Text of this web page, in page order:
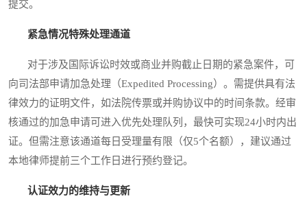
提交。
紧急情况特殊处理通道
对于涉及国际诉讼时效或商业并购截止日期的紧急案件，可
向司法部申请加急处理（Expedited Processing）。需提供具有法
律效力的证明文件，如法院传票或并购协议中的时间条款。经审
核通过的加急申请可进入优先处理队列，最快可实现24小时内出
证。但需注意该通道每日受理量有限（仅5个名额），建议通过
本地律师提前三个工作日进行预约登记。
认证效力的维持与更新